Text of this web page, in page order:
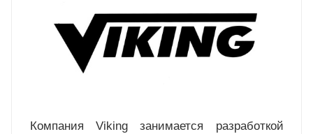
Компания Viking занимается разработкой